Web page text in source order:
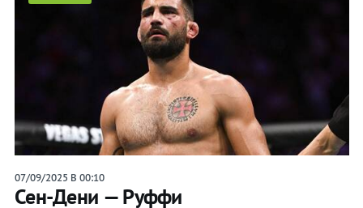
07/09/2025 В 00:10
Сен-Дени — Руффи